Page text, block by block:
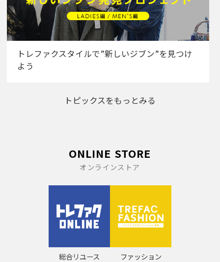
トレファクスタイルで”新しいジブン”を見つけ
よう
トピックスをもっとみる
ONLINE STORE
オンラインストア
総合リユース ファッション